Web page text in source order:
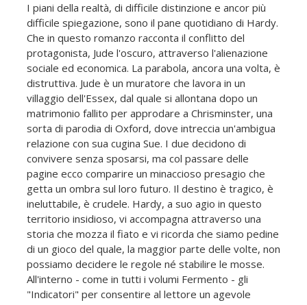
I piani della realtà, di difficile distinzione e ancor più
difficile spiegazione, sono il pane quotidiano di Hardy.
Che in questo romanzo racconta il conflitto del
protagonista, Jude l'oscuro, attraverso l'alienazione
sociale ed economica. La parabola, ancora una volta, è
distruttiva. Jude è un muratore che lavora in un
villaggio dell'Essex, dal quale si allontana dopo un
matrimonio fallito per approdare a Chrisminster, una
sorta di parodia di Oxford, dove intreccia un'ambigua
relazione con sua cugina Sue. I due decidono di
convivere senza sposarsi, ma col passare delle
pagine ecco comparire un minaccioso presagio che
getta un ombra sul loro futuro. Il destino è tragico, è
ineluttabile, è crudele. Hardy, a suo agio in questo
territorio insidioso, vi accompagna attraverso una
storia che mozza il fiato e vi ricorda che siamo pedine
di un gioco del quale, la maggior parte delle volte, non
possiamo decidere le regole né stabilire le mosse.
All'interno - come in tutti i volumi Fermento - gli
"Indicatori" per consentire al lettore un agevole